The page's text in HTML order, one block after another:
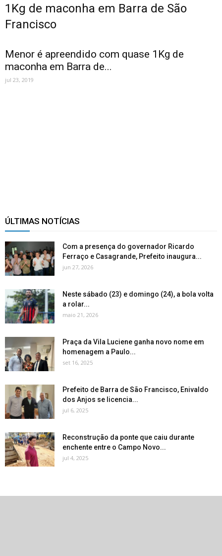
1Kg de maconha em Barra de São
Francisco
Menor é apreendido com quase 1Kg de
maconha em Barra de...
jul 23, 2019
ÚLTIMAS NOTÍCIAS
Com a presença do governador Ricardo
Ferraço e Casagrande, Prefeito inaugura...
jun 27, 2026
Neste sábado (23) e domingo (24), a bola volta
a rolar...
maio 21, 2026
Praça da Vila Luciene ganha novo nome em
homenagem a Paulo...
set 16, 2025
Prefeito de Barra de São Francisco, Enivaldo
dos Anjos se licencia...
jul 6, 2025
Reconstrução da ponte que caiu durante
enchente entre o Campo Novo...
jul 4, 2025